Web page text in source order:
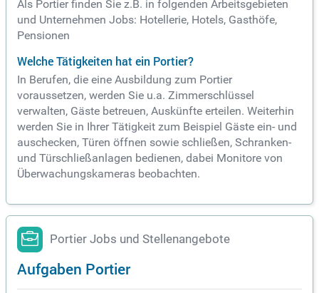
Als Portier finden Sie z.B. in folgenden Arbeitsgebieten
und Unternehmen Jobs: Hotellerie, Hotels, Gasthöfe,
Pensionen
Welche Tätigkeiten hat ein Portier?
In Berufen, die eine Ausbildung zum Portier
voraussetzen, werden Sie u.a. Zimmerschlüssel
verwalten, Gäste betreuen, Auskünfte erteilen. Weiterhin
werden Sie in Ihrer Tätigkeit zum Beispiel Gäste ein- und
auschecken, Türen öffnen sowie schließen, Schranken-
und Türschließanlagen bedienen, dabei Monitore von
Überwachungskameras beobachten.
Portier Jobs und Stellenangebote
Aufgaben Portier